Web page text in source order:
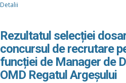
Detalii
Rezultatul selecției
concursul de recrutare
funcției de Manager de
OMD Regatul Argeșului